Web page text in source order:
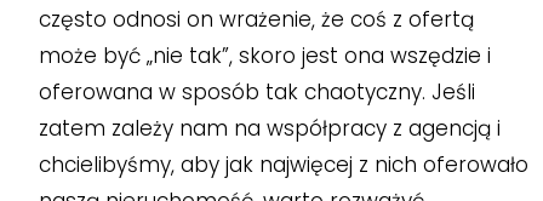
często odnosi on wrażenie, że coś z ofertą
może być „nie tak”, skoro jest ona wszędzie i
oferowana w sposób tak chaotyczny. Jeśli
zatem zależy nam na współpracy z agencją i
chcielibyśmy, aby jak najwięcej z nich oferowało